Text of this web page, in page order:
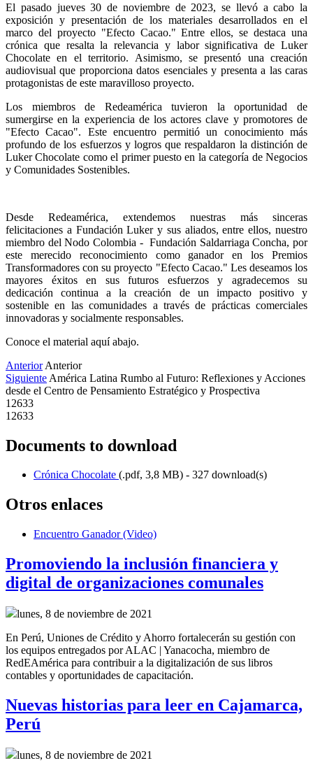
El pasado jueves 30 de noviembre de 2023, se llevó a cabo la
exposición y presentación de los materiales desarrollados en el
marco del proyecto "Efecto Cacao." Entre ellos, se destaca una
crónica que resalta la relevancia y labor significativa de Luker
Chocolate en el territorio. Asimismo, se presentó una creación
audiovisual que proporciona datos esenciales y presenta a las caras
protagonistas de este maravilloso proyecto.
Los miembros de Redeamérica tuvieron la oportunidad de
sumergirse en la experiencia de los actores clave y promotores de
"Efecto Cacao". Este encuentro permitió un conocimiento más
profundo de los esfuerzos y logros que respaldaron la distinción de
Luker Chocolate como el primer puesto en la categoría de Negocios
y Comunidades Sostenibles.
Desde Redeamérica, extendemos nuestras más sinceras
felicitaciones a Fundación Luker y sus aliados, entre ellos, nuestro
miembro del Nodo Colombia -  Fundación Saldarriaga Concha, por
este merecido reconocimiento como ganador en los Premios
Transformadores con su proyecto "Efecto Cacao." Les deseamos los
mayores éxitos en sus futuros esfuerzos y agradecemos su
dedicación continua a la creación de un impacto positivo y
sostenible en las comunidades a través de prácticas comerciales
innovadoras y socialmente responsables.
Conoce el material aquí abajo.
Anterior Anterior
Siguiente América Latina Rumbo al Futuro: Reflexiones y Acciones
desde el Centro de Pensamiento Estratégico y Prospectiva
12633
12633
Documents to download
Crónica Chocolate (.pdf, 3,8 MB) - 327 download(s)
Otros enlaces
Encuentro Ganador (Video)
Promoviendo la inclusión financiera y
digital de organizaciones comunales
lunes, 8 de noviembre de 2021
En Perú, Uniones de Crédito y Ahorro fortalecerán su gestión con
los equipos entregados por ALAC | Yanacocha, miembro de
RedEAmérica para contribuir a la digitalización de sus libros
contables y oportunidades de capacitación.
Nuevas historias para leer en Cajamarca,
Perú
lunes, 8 de noviembre de 2021